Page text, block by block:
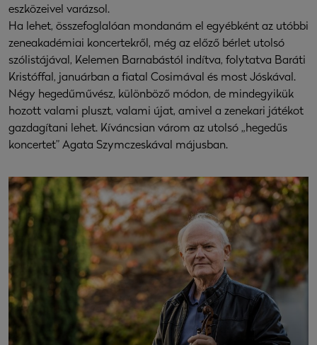
eszközeivel varázsol.
Ha lehet, összefoglalóan mondanám el egyébként az utóbbi
zeneakadémiai koncertekről, még az előző bérlet utolsó
szólistájával, Kelemen Barnabástól indítva, folytatva Baráti
Kristóffal, januárban a fiatal Cosimával és most Jóskával.
Négy hegedűművész, különböző módon, de mindegyikük
hozott valami pluszt, valami újat, amivel a zenekari játékot
gazdagítani lehet. Kíváncsian várom az utolsó „hegedűs
koncertet” Agata Szymczeskával májusban.